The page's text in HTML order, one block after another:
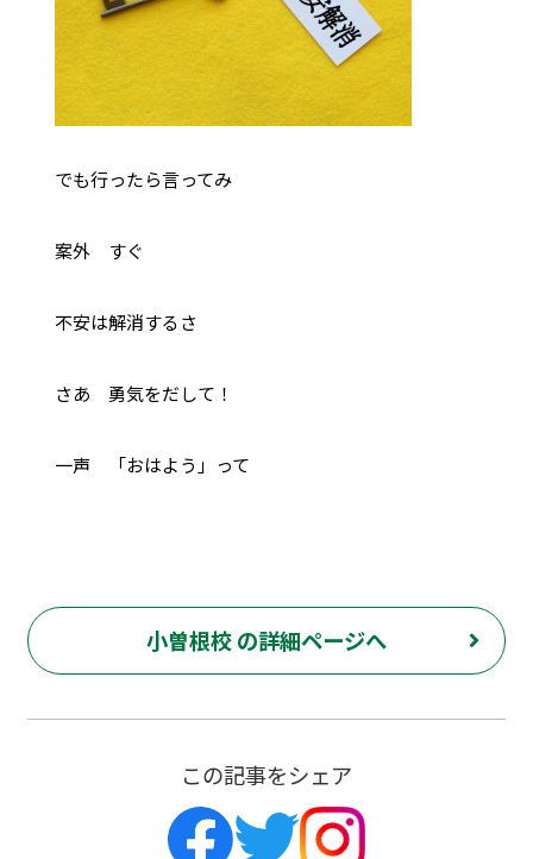
でも行ったら言ってみ
案外 すぐ
不安は解消するさ
さあ 勇気をだして！
一声 「おはよう」って
小曽根校 の詳細ページへ
この記事をシェア